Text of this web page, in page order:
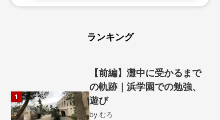
ランキング
1
【前編】灘中に受かるまで
の軌跡｜浜学園での勉強、
遊び
byむろ